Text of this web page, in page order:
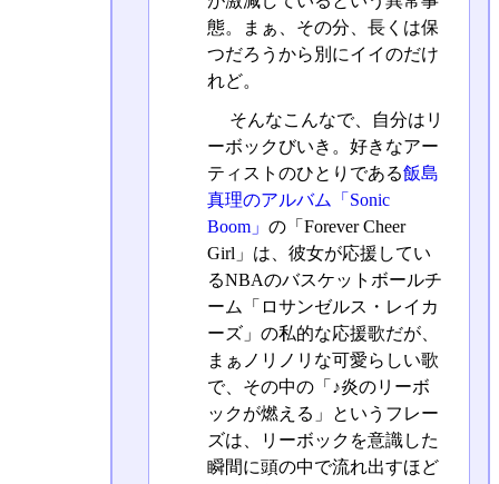
態。まぁ、その分、長くは保
つだろうから別にイイのだけ
れど。
そんなこんなで、自分はリ
ーボックびいき。好きなアー
ティストのひとりである飯島
真理のアルバム「Sonic
Boom」 の「Forever Cheer
Girl」は、彼女が応援してい
るNBAのバスケットボールチ
ーム「ロサンゼルス・レイカ
ーズ」の私的な応援歌だが、
まぁノリノリな可愛らしい歌
で、その中の「♪炎のリーボ
ックが燃える」というフレー
ズは、リーボックを意識した
瞬間に頭の中で流れ出すほど